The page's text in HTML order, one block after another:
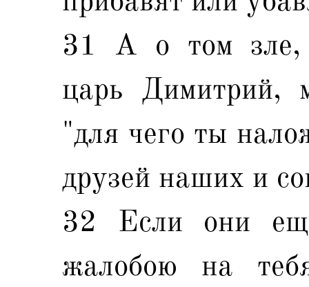
31 А о том зле,
царь Димитрий,
"для чего ты
друзей наших и
32 Если они
жалобою на